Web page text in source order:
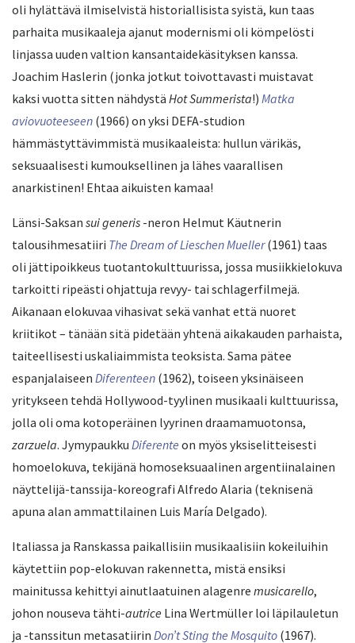
oli hylättävä ilmiselvistä historiallisista syistä, kun taas
parhaita musikaaleja ajanut modernismi oli kömpelösti
linjassa uuden valtion kansantaidekäsityksen kanssa.
Joachim Haslerin (jonka jotkut toivottavasti muistavat
kaksi vuotta sitten nähdystä Hot Summerista!) Matka
aviovuoteeseen (1966) on yksi DEFA-studion
hämmästyttävimmistä musikaaleista: hullun värikäs,
seksuaalisesti kumouksellinen ja lähes vaarallisen
anarkistinen! Ehtaa aikuisten kamaa!
Länsi-Saksan sui generis -neron Helmut Käutnerin
talousihmesatiiri The Dream of Lieschen Mueller (1961) taas
oli jättipoikkeus tuotantokulttuurissa, jossa musiikkielokuva
tarkoitti ripeästi ohjattuja revyy- tai schlagerfilmejä.
Aikanaan elokuvaa vihasivat sekä vanhat että nuoret
kriitikot – tänään sitä pidetään yhtenä aikakauden parhaista,
taiteellisesti uskaliaimmista teoksista. Sama pätee
espanjalaiseen Diferenteen (1962), toiseen yksinäiseen
yritykseen tehdä Hollywood-tyylinen musikaali kulttuurissa,
jolla oli oma kotoperäinen lyyrinen draamamuotonsa,
zarzuela. Jymypaukku Diferente on myös yksiselitteisesti
homoelokuva, tekijänä homoseksuaalinen argentiinalainen
näyttelijä-tanssija-koreografi Alfredo Alaria (teknisenä
apuna alan ammattilainen Luis María Delgado).
Italiassa ja Ranskassa paikallisiin musikaalisiin kokeiluihin
käytettiin pop-elokuvan rakennetta, mistä ensiksi
mainitussa kehittyi ainutlaatuinen alagenre musicarello,
johon nouseva tähti-autrice Lina Wertmüller loi läpilauletun
ja -tanssitun metasatiirin Don’t Sting the Mosquito (1967).